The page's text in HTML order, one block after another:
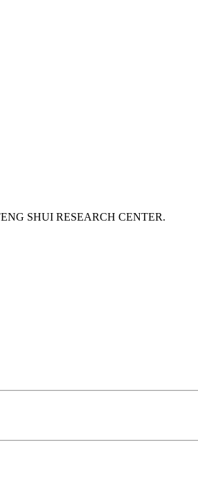
SHUI RESEARCH CENTER.